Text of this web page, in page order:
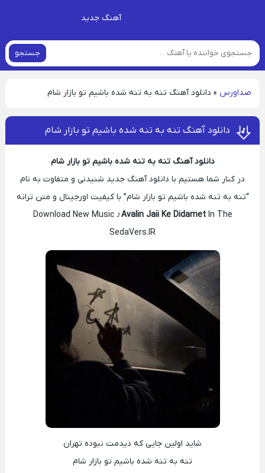
آهنگ جدید
جستجو
صداورس » دانلود آهنگ تنه به تنه شده باشیم تو بازار شام
دانلود آهنگ تنه به تنه شده باشیم تو بازار شام
دانلود آهنگ تنه به تنه شده باشیم تو بازار شام
در کنار شما هستیم با دانلود آهنگ جدید شنیدنی و متفاوت به نام
“تنه به تنه شده باشیم تو بازار شام” با کیفیت اورجینال و متن ترانه
Download New Music ♪Avalin Jaii Ke DidametIn The
SedaVers.IR
شاید اولین جایی که دیدمت نبوده تهران
تنه به تنه شده باشیم تو بازار شام